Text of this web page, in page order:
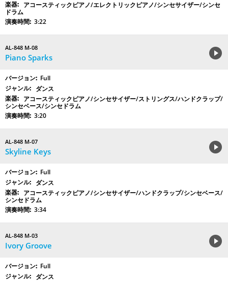
アコースティックピアノ/エレクトリックピアノ/シンセサイザー/シンセ
ドラム
3:22
AL-848 M-08
Piano Sparks
Full
ダンス
アコースティックピアノ/シンセサイザー/ストリングス/ハンドクラップ/
シンセベース/シンセドラム
3:20
AL-848 M-07
Skyline Keys
Full
ダンス
アコースティックピアノ/シンセサイザー/ハンドクラップ/シンセベース/
シンセドラム
3:34
AL-848 M-03
Ivory Groove
Full
ダンス